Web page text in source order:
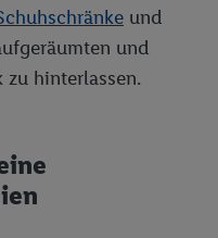
und
und
hinterlassen.
sämtlicher
auch zur
Recht, Ihre
zulassen; das gilt
benannten Zwecke